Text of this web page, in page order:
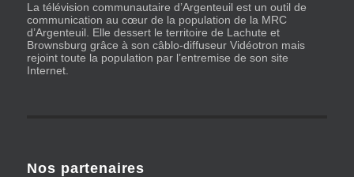
La télévision communautaire d’Argenteuil est un outil de
communication au cœur de la population de la MRC
d’Argenteuil. Elle dessert le territoire de Lachute et
Brownsburg grâce à son câblo-diffuseur Vidéotron mais
rejoint toute la population par l’entremise de son site
Internet.
Nos partenaires